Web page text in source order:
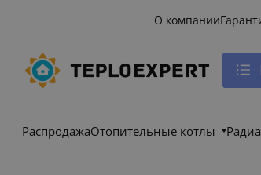
О компании
РаспродажаОтопительные котлы